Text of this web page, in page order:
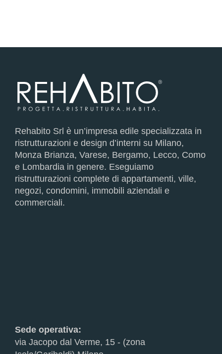
Rehabito Srl è un’impresa edile specializzata in
ristrutturazioni e design d’interni su Milano,
Monza Brianza, Varese, Bergamo, Lecco, Como
e Lombardia in genere. Eseguiamo
ristrutturazioni complete di appartamenti, ville,
negozi, condomini, immobili aziendali e
commerciali.
Sede operativa:
via Jacopo dal Verme, 15 - (zona